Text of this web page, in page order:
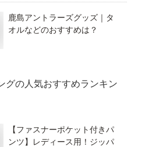
鹿島アントラーズグッズ｜タ
オルなどのおすすめは？
グの人気おすすめランキン
【ファスナーポケット付きパ
ンツ】レディース用！ジッパ